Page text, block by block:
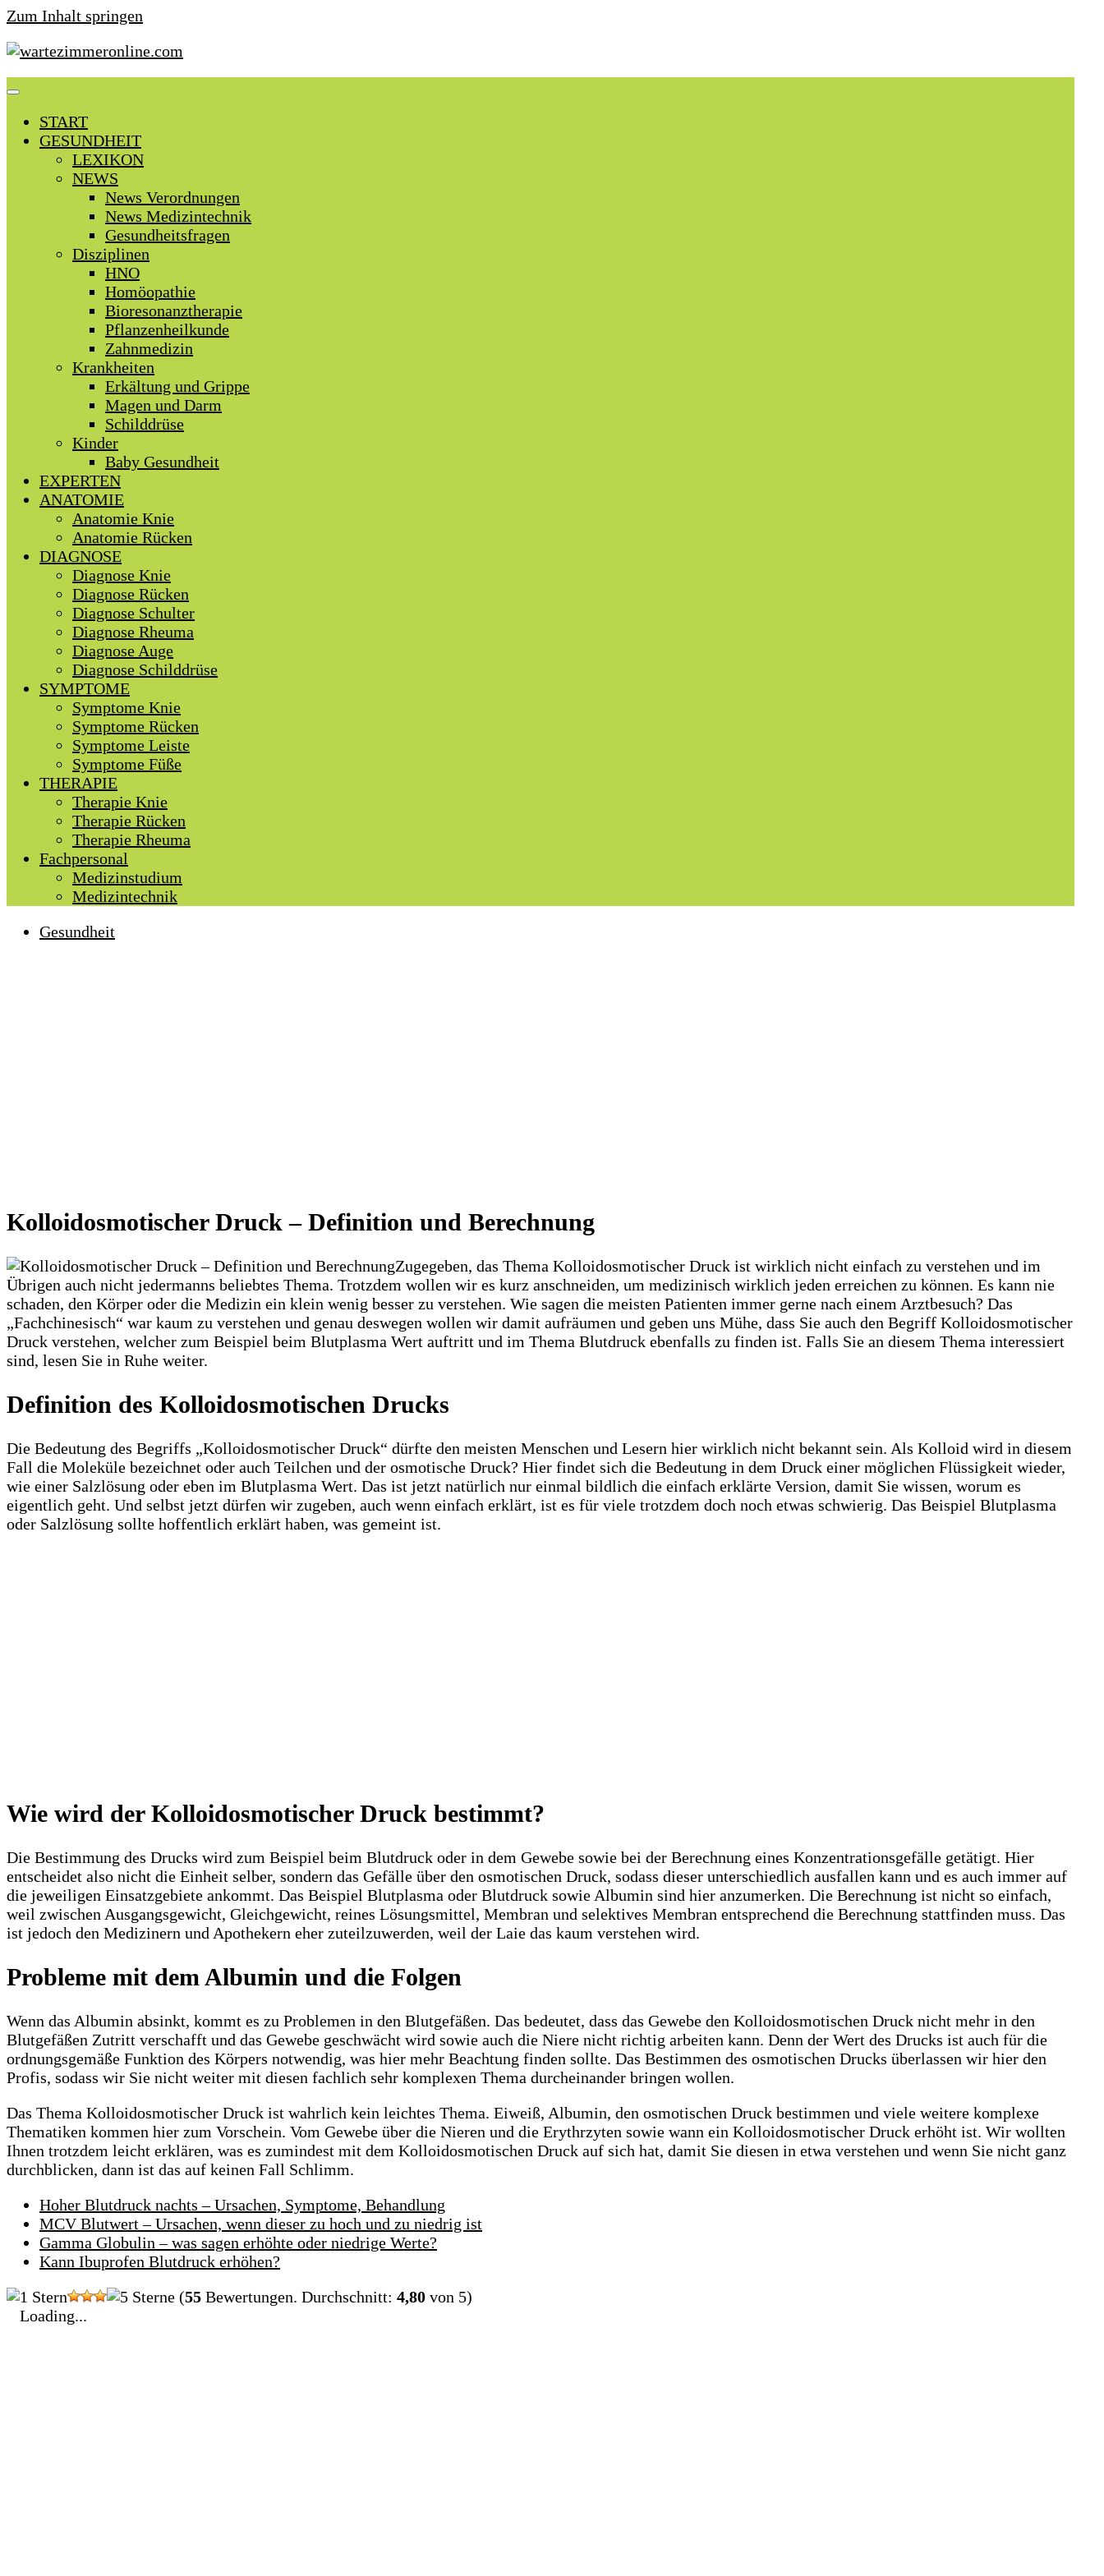
Zum Inhalt springen
START
GESUNDHEIT
LEXIKON
NEWS
News Verordnungen
News Medizintechnik
Gesundheitsfragen
Disziplinen
HNO
Homöopathie
Bioresonanztherapie
Pflanzenheilkunde
Zahnmedizin
Krankheiten
Erkältung und Grippe
Magen und Darm
Schilddrüse
Kinder
Baby Gesundheit
EXPERTEN
ANATOMIE
Anatomie Knie
Anatomie Rücken
DIAGNOSE
Diagnose Knie
Diagnose Rücken
Diagnose Schulter
Diagnose Rheuma
Diagnose Auge
Diagnose Schilddrüse
SYMPTOME
Symptome Knie
Symptome Rücken
Symptome Leiste
Symptome Füße
THERAPIE
Therapie Knie
Therapie Rücken
Therapie Rheuma
Fachpersonal
Medizinstudium
Medizintechnik
Gesundheit
Kolloidosmotischer Druck – Definition und Berechnung
Zugegeben, das Thema Kolloidosmotischer Druck ist wirklich nicht einfach zu verstehen und im
Übrigen auch nicht jedermanns beliebtes Thema. Trotzdem wollen wir es kurz anschneiden, um medizinisch wirklich jeden erreichen zu können. Es kann nie
schaden, den Körper oder die Medizin ein klein wenig besser zu verstehen. Wie sagen die meisten Patienten immer gerne nach einem Arztbesuch? Das
„Fachchinesisch“ war kaum zu verstehen und genau deswegen wollen wir damit aufräumen und geben uns Mühe, dass Sie auch den Begriff Kolloidosmotischer
Druck verstehen, welcher zum Beispiel beim Blutplasma Wert auftritt und im Thema Blutdruck ebenfalls zu finden ist. Falls Sie an diesem Thema interessiert
sind, lesen Sie in Ruhe weiter.
Definition des Kolloidosmotischen Drucks
Die Bedeutung des Begriffs „Kolloidosmotischer Druck“ dürfte den meisten Menschen und Lesern hier wirklich nicht bekannt sein. Als Kolloid wird in diesem
Fall die Moleküle bezeichnet oder auch Teilchen und der osmotische Druck? Hier findet sich die Bedeutung in dem Druck einer möglichen Flüssigkeit wieder,
wie einer Salzlösung oder eben im Blutplasma Wert. Das ist jetzt natürlich nur einmal bildlich die einfach erklärte Version, damit Sie wissen, worum es
eigentlich geht. Und selbst jetzt dürfen wir zugeben, auch wenn einfach erklärt, ist es für viele trotzdem doch noch etwas schwierig. Das Beispiel Blutplasma
oder Salzlösung sollte hoffentlich erklärt haben, was gemeint ist.
Wie wird der Kolloidosmotischer Druck bestimmt?
Die Bestimmung des Drucks wird zum Beispiel beim Blutdruck oder in dem Gewebe sowie bei der Berechnung eines Konzentrationsgefälle getätigt. Hier
entscheidet also nicht die Einheit selber, sondern das Gefälle über den osmotischen Druck, sodass dieser unterschiedlich ausfallen kann und es auch immer auf
die jeweiligen Einsatzgebiete ankommt. Das Beispiel Blutplasma oder Blutdruck sowie Albumin sind hier anzumerken. Die Berechnung ist nicht so einfach,
weil zwischen Ausgangsgewicht, Gleichgewicht, reines Lösungsmittel, Membran und selektives Membran entsprechend die Berechnung stattfinden muss. Das
ist jedoch den Medizinern und Apothekern eher zuteilzuwerden, weil der Laie das kaum verstehen wird.
Probleme mit dem Albumin und die Folgen
Wenn das Albumin absinkt, kommt es zu Problemen in den Blutgefäßen. Das bedeutet, dass das Gewebe den Kolloidosmotischen Druck nicht mehr in den
Blutgefäßen Zutritt verschafft und das Gewebe geschwächt wird sowie auch die Niere nicht richtig arbeiten kann. Denn der Wert des Drucks ist auch für die
ordnungsgemäße Funktion des Körpers notwendig, was hier mehr Beachtung finden sollte. Das Bestimmen des osmotischen Drucks überlassen wir hier den
Profis, sodass wir Sie nicht weiter mit diesen fachlich sehr komplexen Thema durcheinander bringen wollen.
Das Thema Kolloidosmotischer Druck ist wahrlich kein leichtes Thema. Eiweiß, Albumin, den osmotischen Druck bestimmen und viele weitere komplexe
Thematiken kommen hier zum Vorschein. Vom Gewebe über die Nieren und die Erythrzyten sowie wann ein Kolloidosmotischer Druck erhöht ist. Wir wollten
Ihnen trotzdem leicht erklären, was es zumindest mit dem Kolloidosmotischen Druck auf sich hat, damit Sie diesen in etwa verstehen und wenn Sie nicht ganz
durchblicken, dann ist das auf keinen Fall Schlimm.
Hoher Blutdruck nachts – Ursachen, Symptome, Behandlung
MCV Blutwert – Ursachen, wenn dieser zu hoch und zu niedrig ist
Gamma Globulin – was sagen erhöhte oder niedrige Werte?
Kann Ibuprofen Blutdruck erhöhen?
(55 Bewertungen. Durchschnitt: 4,80 von 5)
Loading...